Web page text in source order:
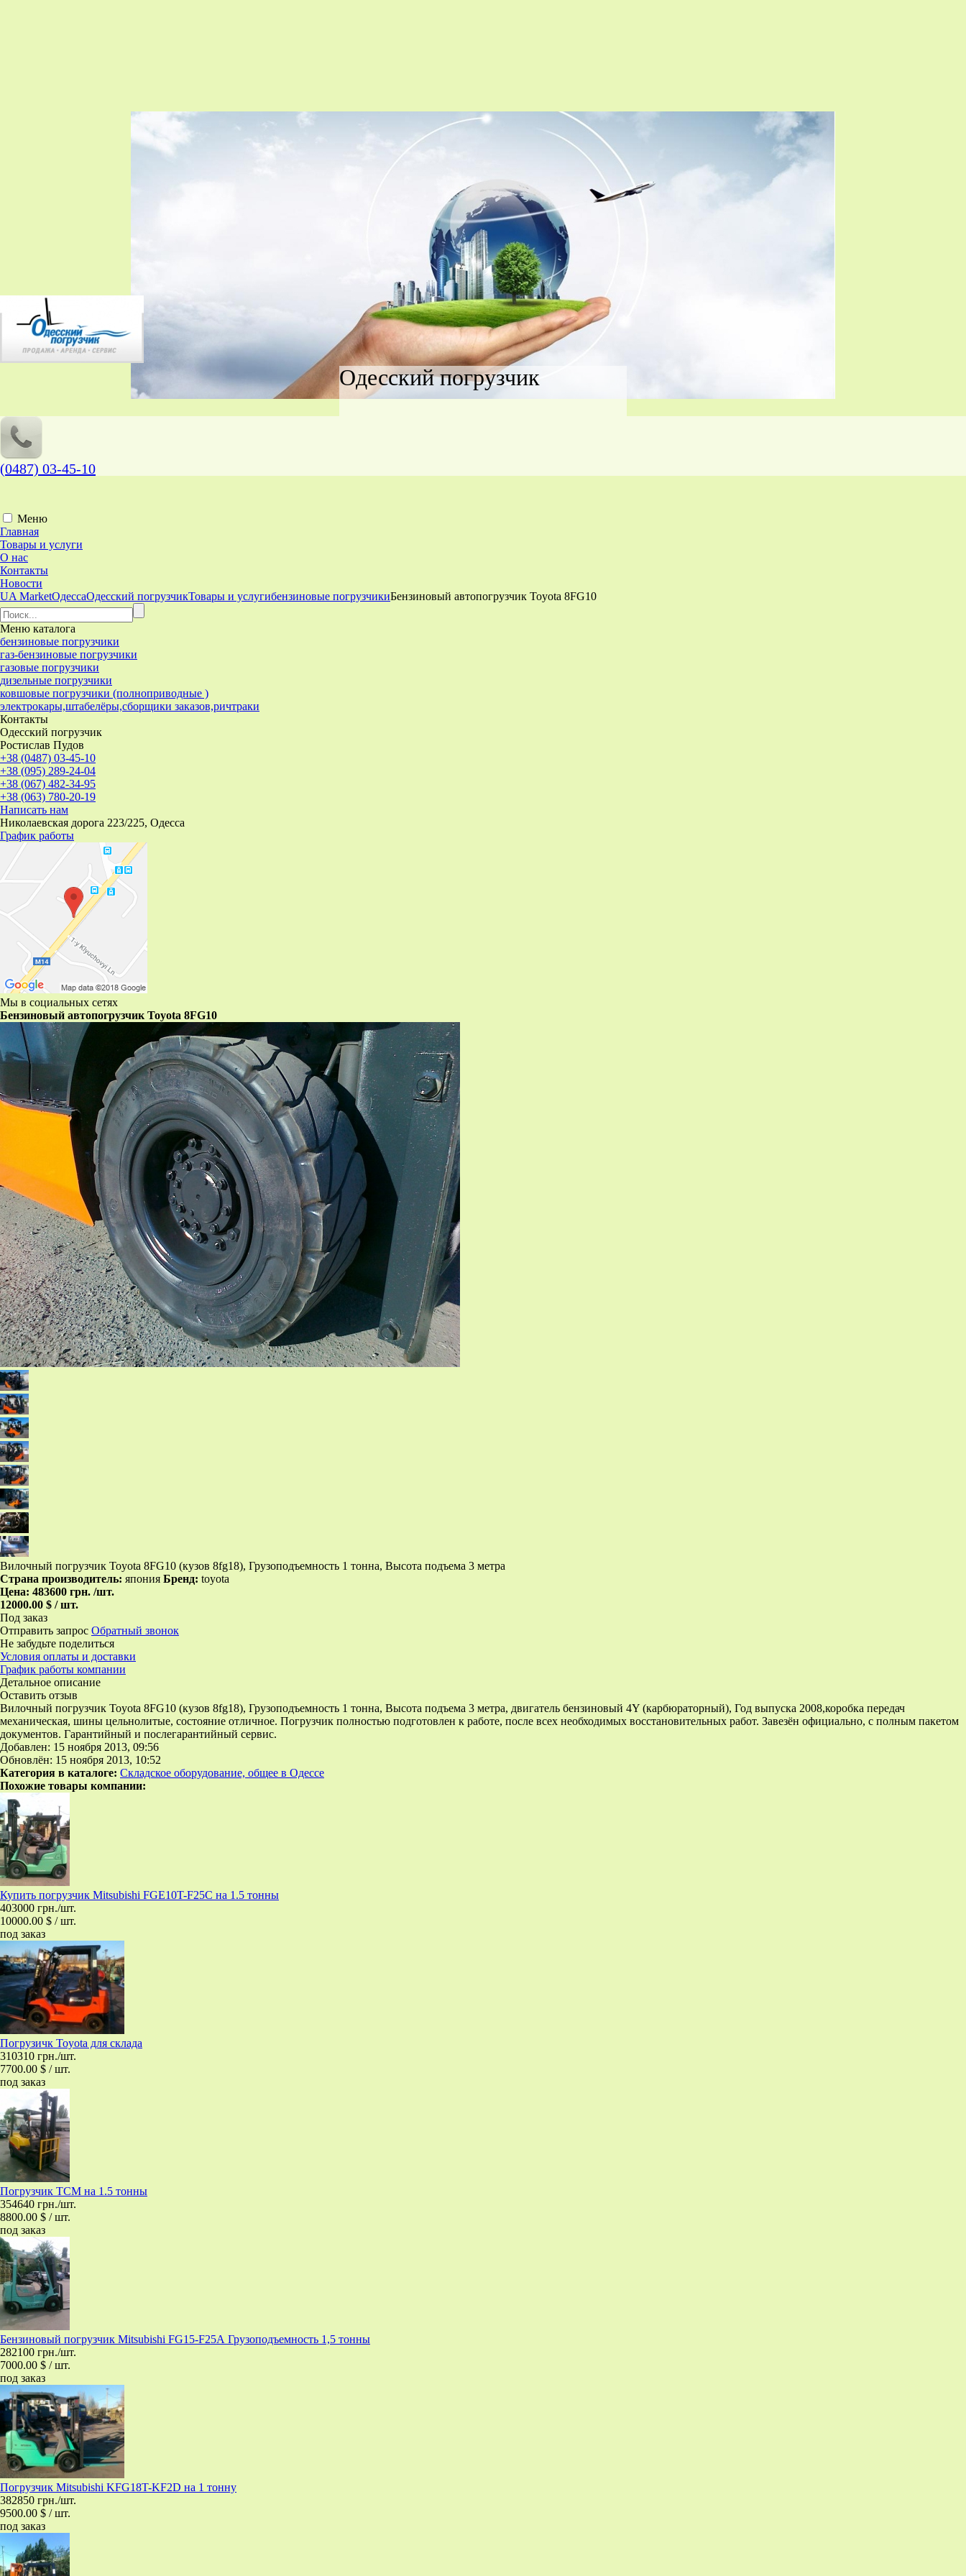
Одесский погрузчик
(0487) 03-45-10
Меню
Главная
Товары и услуги
О нас
Контакты
Новости
UA MarketОдессаОдесский погрузчикТовары и услугибензиновые погрузчикиБензиновый автопогрузчик Toyota 8FG10
Меню каталога
бензиновые погрузчики
газ-бензиновые погрузчики
газовые погрузчики
дизельные погрузчики
ковшовые погрузчики (полноприводные )
электрокары,штабелёры,сборщики заказов,ричтраки
Контакты
Одесский погрузчик
Ростислав Пудов
+38 (0487) 03-45-10
+38 (095) 289-24-04
+38 (067) 482-34-95
+38 (063) 780-20-19
Написать нам
Николаевская дорога 223/225, Одесса
График работы
Мы в социальных сетях
Бензиновый автопогрузчик Toyota 8FG10
Вилочный погрузчик Toyota 8FG10 (кузов 8fg18), Грузоподъемность 1 тонна, Высота подъема 3 метра
Страна производитель: япония Бренд: toyota
Цена: 483600 грн. /шт.
12000.00 $ / шт.
Под заказ
Отправить запрос Обратный звонок
Не забудьте поделиться
Условия оплаты и доставки
График работы компании
Детальное описание
Оставить отзыв
Вилочный погрузчик Toyota 8FG10 (кузов 8fg18), Грузоподъемность 1 тонна, Высота подъема 3 метра, двигатель бензиновый 4Y (карбюраторный), Год выпуска 2008,коробка передач
механическая, шины цельнолитые, состояние отличное. Погрузчик полностью подготовлен к работе, после всех необходимых восстановительных работ. Завезён официально, с полным пакетом
документов. Гарантийный и послегарантийный сервис.
Добавлен: 15 ноября 2013, 09:56
Обновлён: 15 ноября 2013, 10:52
Категория в каталоге: Складское оборудование, общее в Одессе
Похожие товары компании:
Купить погрузчик Mitsubishi FGE10T-F25C на 1.5 тонны
403000 грн./шт.
10000.00 $ / шт.
под заказ
Погрузичк Toyota для склада
310310 грн./шт.
7700.00 $ / шт.
под заказ
Погрузчик ТСМ на 1.5 тонны
354640 грн./шт.
8800.00 $ / шт.
под заказ
Бензиновый погрузчик Mitsubishi FG15-F25А Грузоподъемность 1,5 тонны
282100 грн./шт.
7000.00 $ / шт.
под заказ
Погрузчик Mitsubishi KFG18T-KF2D на 1 тонну
382850 грн./шт.
9500.00 $ / шт.
под заказ